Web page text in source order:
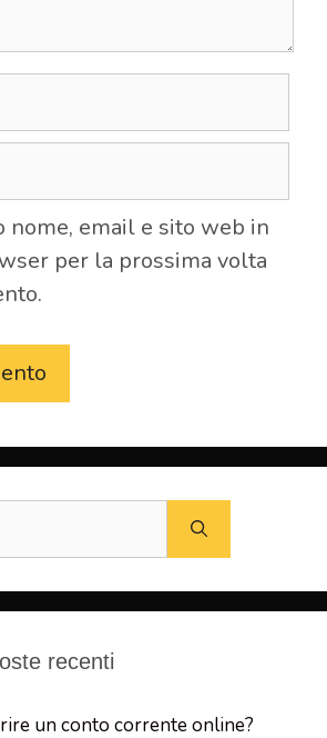
nome, email e sito web in
per la prossima volta
recenti
un conto corrente online?